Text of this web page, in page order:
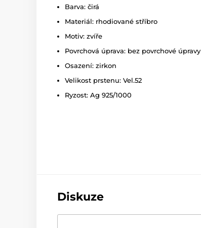
Barva: čirá
Materiál: rhodiované stříbro
Motiv: zvíře
Povrchová úprava: bez povrchové úpravy
Osazení: zirkon
Velikost prstenu: Vel.52
Ryzost: Ag 925/1000
Diskuze